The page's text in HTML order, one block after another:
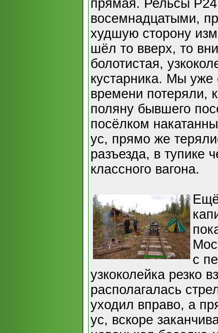
прямая. Рельсы
восемнадцатыми,
худшую сторону
шёл то вверх, то
болотистая,
кустарника. Мы уже
времени потеряли,
поляну бывшего
посёлком
ус, прямо же
разъезда, в тупике
классного вагона.
с
узкоколейка резко
располагалась
уходил вправо, а
ус, вскоре